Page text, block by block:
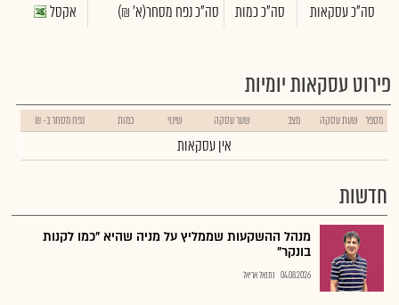
סה"כ עסקאות סה"כ כמות סה"כ נפח מסחר(א' ₪) אקסל
פירוט עסקאות יומיות
מספר שעת עסקה מצב שער עסקה שינוי כמות נפח מסחר ב- ₪
אין עסקאות
חדשות
מנהל ההשקעות שממליץ על מניה שהיא "כמו לקנות
בונקר"
04.08.2026 נתנאל אריאל